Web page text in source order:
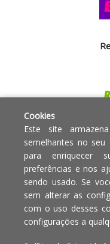
Copyright © 2010 - 2017
social Blumenau - RA
O LAR EIRELI CNPJ -
Cookies
Este site
semelhantes no
para enriquecer
preferências e nos
sendo usado. Se
sem alterar as
com o uso desses
configurações a